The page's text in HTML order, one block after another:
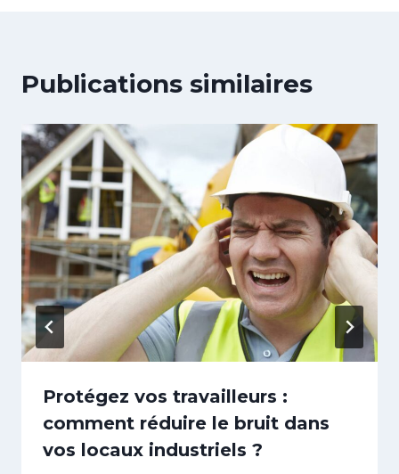
Publications similaires
Protégez vos travailleurs :
comment réduire le bruit dans
vos locaux industriels ?